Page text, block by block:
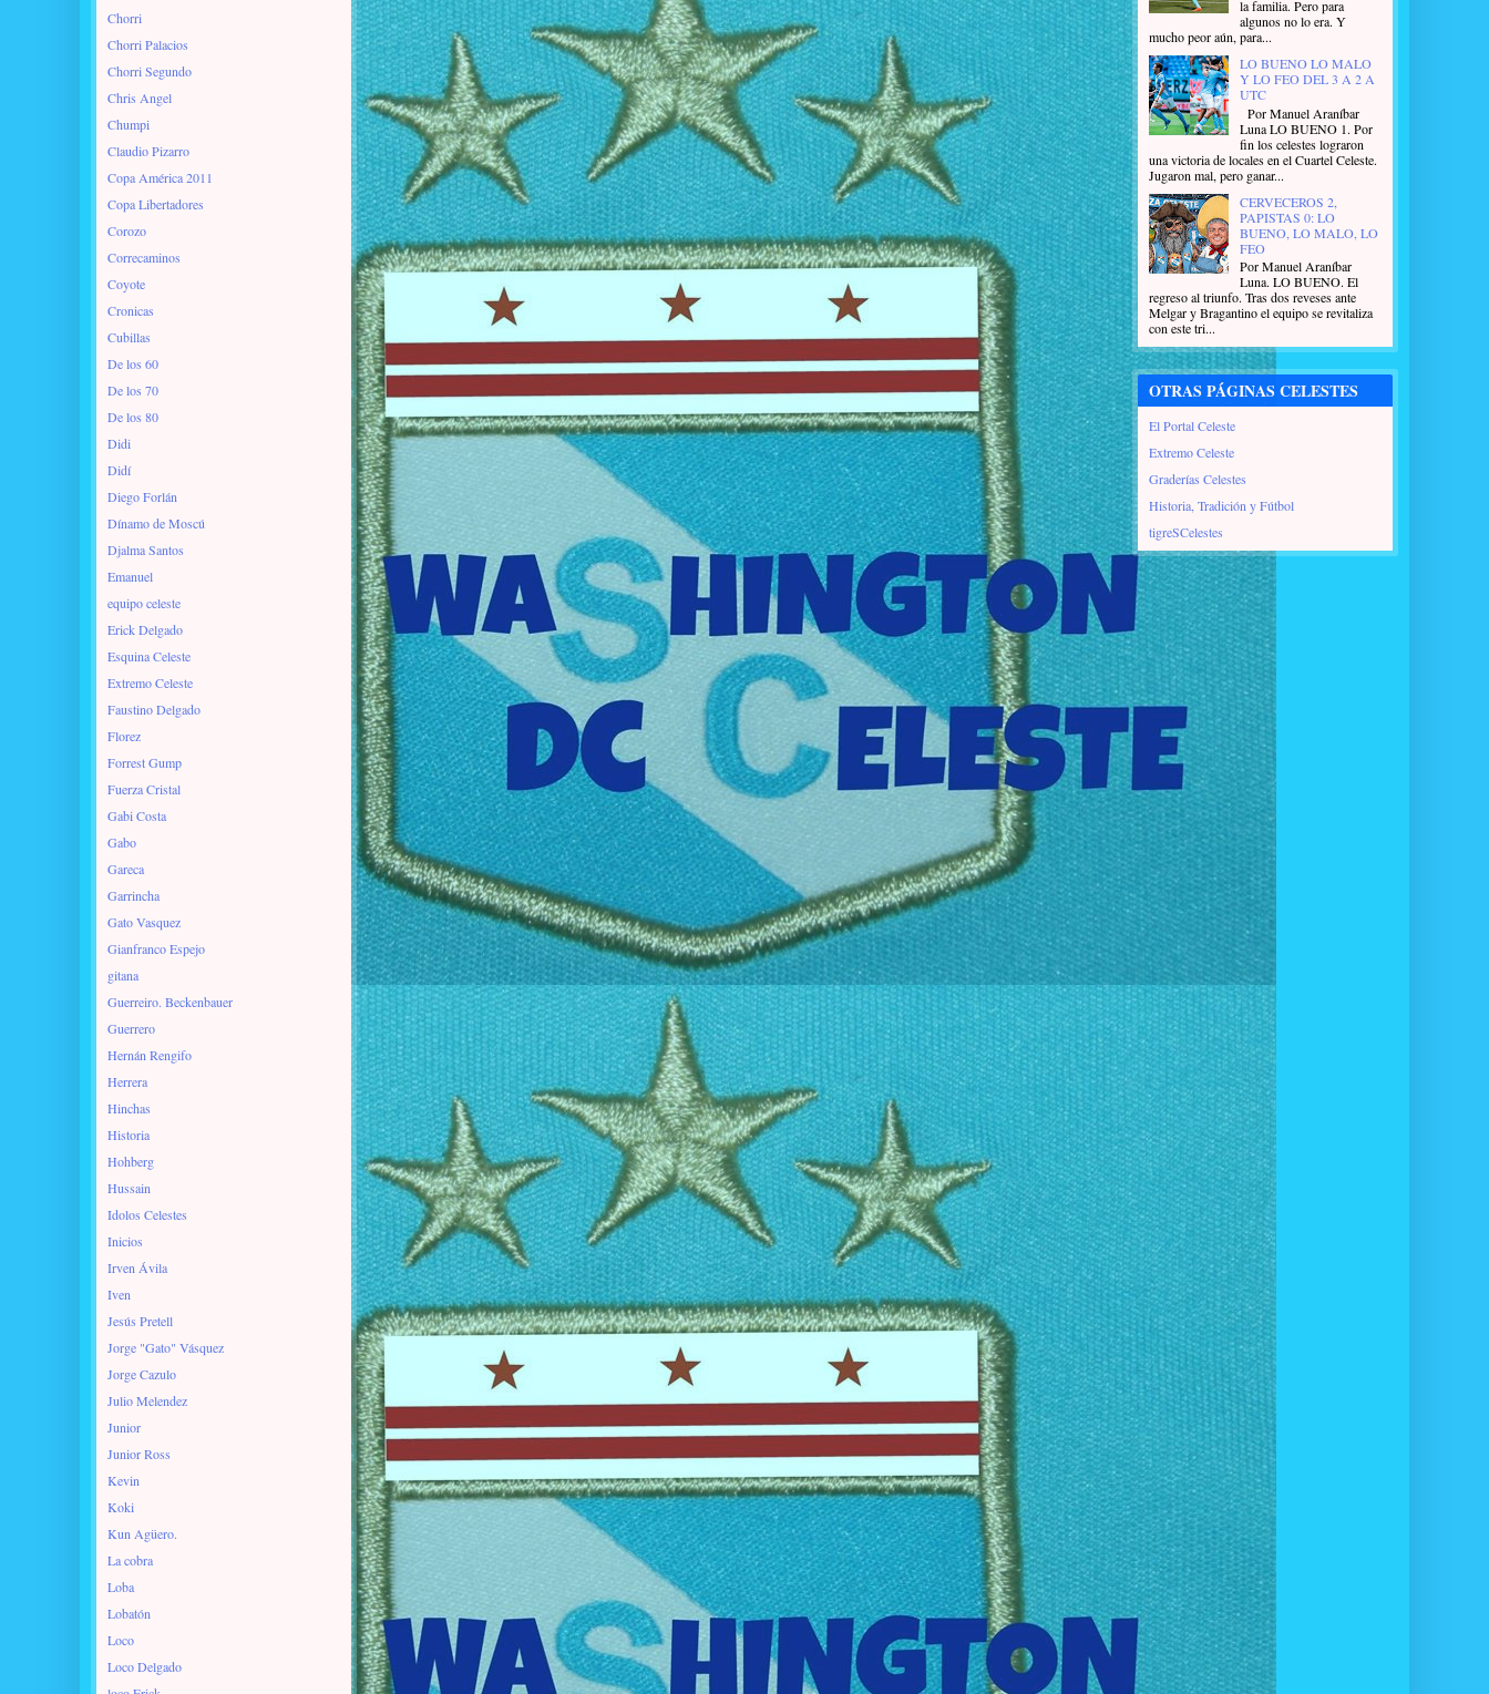
Chorri
Chorri Palacios
Chorri Segundo
Chris Angel
Chumpi
Claudio Pizarro
Copa América 2011
Copa Libertadores
Corozo
Correcaminos
Coyote
Cronicas
Cubillas
De los 60
De los 70
De los 80
Didi
Didí
Diego Forlán
Dínamo de Moscú
Djalma Santos
Emanuel
equipo celeste
Erick Delgado
Esquina Celeste
Extremo Celeste
Faustino Delgado
Florez
Forrest Gump
Fuerza Cristal
Gabi Costa
Gabo
Gareca
Garrincha
Gato Vasquez
Gianfranco Espejo
gitana
Guerreiro. Beckenbauer
Guerrero
Hernán Rengifo
Herrera
Hinchas
Historia
Hohberg
Hussain
Idolos Celestes
Inicios
Irven Ávila
Iven
Jesús Pretell
Jorge "Gato" Vásquez
Jorge Cazulo
Julio Melendez
Junior
Junior Ross
Kevin
Koki
Kun Agüero.
La cobra
Loba
Lobatón
Loco
Loco Delgado
la familia. Pero para
algunos no lo era. Y
mucho peor aún, para...
LO BUENO LO MALO
Y LO FEO DEL 3 A 2 A
UTC
Por Manuel Araníbar
Luna LO BUENO 1. Por
fin los celestes lograron
una victoria de locales en el Cuartel Celeste.
Jugaron mal, pero ganar...
CERVECEROS 2,
PAPISTAS 0: LO
BUENO, LO MALO, LO
FEO
Por Manuel Araníbar
Luna. LO BUENO. El
regreso al triunfo. Tras dos reveses ante
Melgar y Bragantino el equipo se revitaliza
con este tri...
OTRAS PÁGINAS CELESTES
El Portal Celeste
Extremo Celeste
Graderías Celestes
Historia, Tradición y Fútbol
tigreSCelestes